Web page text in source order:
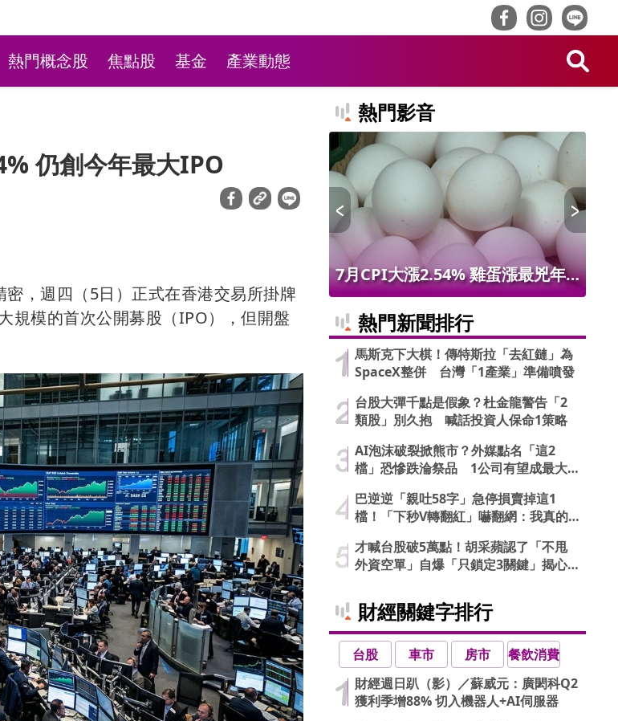
熱門概念股 焦點股 基金 產業動態
仍創今年最大IPO
，週四（5日）正式在香港交易所掛牌
規模的首次公開募股（IPO），但開盤
熱門影音
最低190元自助吧飲料冰品吃到飽
7月CPI大漲2.54% 雞蛋漲最兇年
幅
熱門新聞排行
馬斯克下大棋！傳特斯拉「去紅鏈」為
SpaceX整併 台灣「1產業」準備噴發
台股大彈千點是假象？杜金龍警告「2
類股」別久抱 喊話投資人保命1策略
AI泡沫破裂掀熊市？外媒點名「這2
檔」恐慘跌淪祭品 1公司有望成最大
巴逆逆「親吐58字」急停損賣掉這1
檔！「下秒V轉翻紅」嚇翻網：我真的
才喊台股破5萬點！胡采蘋認了「不甩
外資空單」自爆「只鎖定3關鍵」揭心
財經關鍵字排行
台股 車市 房市
餐飲消費
財經週日趴（影）／蘇威元：廣閎科Q2
獲利季增88% 切入機器人+AI伺服器